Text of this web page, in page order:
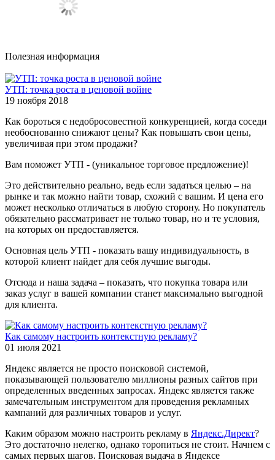
Полезная информация
УТП: точка роста в ценовой войне
19 ноября 2018
Как бороться с недобросовестной конкуренцией, когда соседи
необоснованно снижают цены? Как повышать свои цены,
увеличивая при этом продажи?
Вам поможет УТП - (уникальное торговое предложение)!
Это действительно реально, ведь если задаться целью – на
рынке и так можно найти товар, схожий с вашим. И цена его
может несколько отличаться в любую сторону. Но покупатель
обязательно рассматривает не только товар, но и те условия,
на которых он предоставляется.
Основная цель УТП - показать вашу индивидуальность, в
которой клиент найдет для себя лучшие выгоды.
Отсюда и наша задача – показать, что покупка товара или
заказ услуг в вашей компании станет максимально выгодной
для клиента.
Как самому настроить контекстную рекламу?
01 июля 2021
Яндекс является не просто поисковой системой,
показывающей пользователю миллионы разных сайтов при
определенных введенных запросах. Яндекс является также
замечательным инструментом для проведения рекламных
кампаний для различных товаров и услуг.
Каким образом можно настроить рекламу в Яндекс.Директ?
Это достаточно нелегко, однако торопиться не стоит. Начнем с
самых первых шагов. Поисковая выдача в Яндексе